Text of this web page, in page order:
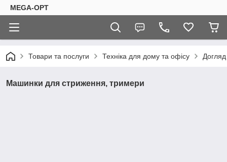
MEGA-OPT
Товари та послуги Техніка для дому та офісу
Машинки для стриження, тримери